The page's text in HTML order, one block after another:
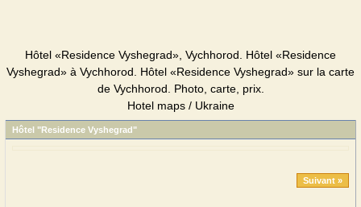
Hôtel «Residence Vyshegrad», Vychhorod. Hôtel «Residence
Vyshegrad» à Vychhorod. Hôtel «Residence Vyshegrad» sur la carte
de Vychhorod. Photo, carte, prix.
Hotel maps / Ukraine
Hôtel "Residence Vyshegrad"
Suivant »